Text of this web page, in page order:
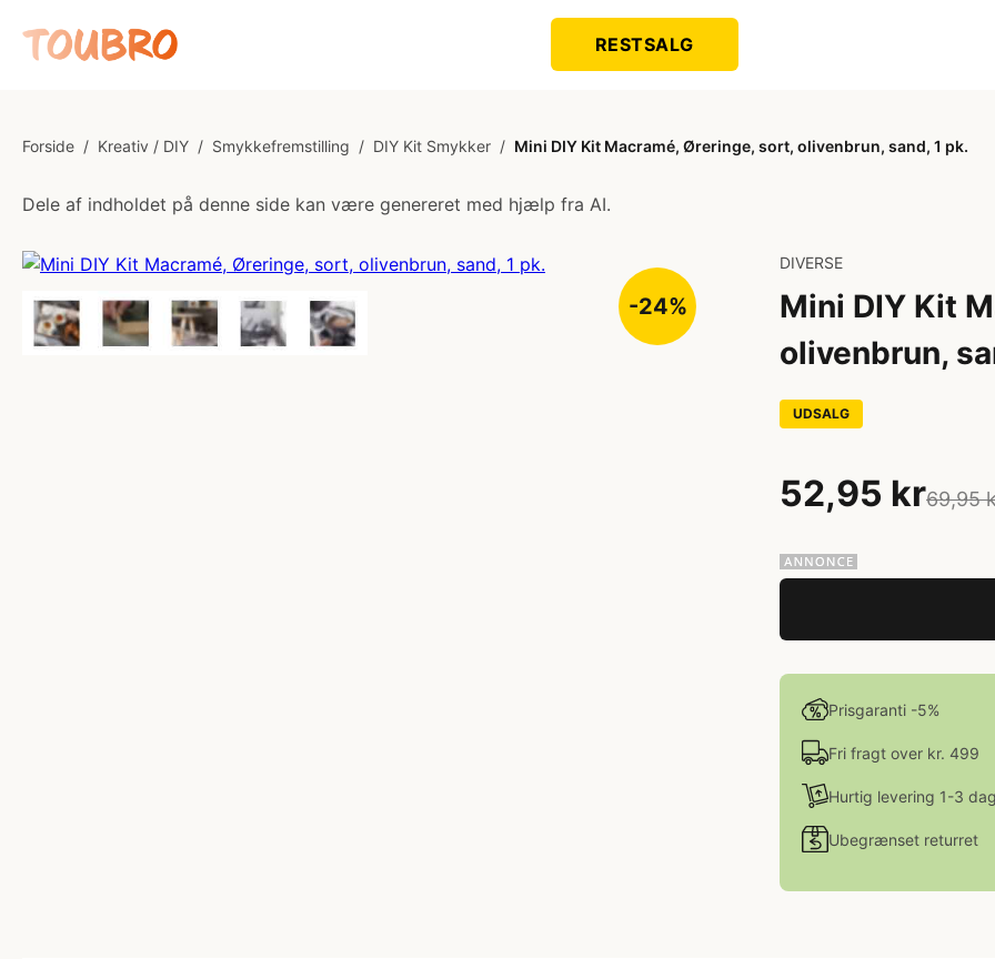
RESTSALG
Forside / Kreativ / DIY / Smykkefremstilling / DIY Kit Smykker / Mini DIY Kit Macramé, Øreringe, sort, olivenbrun, sand, 1 pk.
Dele af indholdet på denne side kan være genereret med hjælp fra AI.
-24%
DIVERSE
Mini DIY Kit
olivenbrun,
UDSALG
52,95 kr69,95
Prisgaranti -5%
Fri fragt over kr. 499
Hurtig levering 1-3
Ubegrænset returret